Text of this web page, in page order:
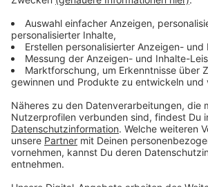
Apotheke), bei Sophia Lütke
wahlen@nordkirchen.de oder per
(02596) 917-2002.
Anzeige